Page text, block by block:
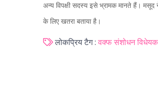
अन्य विपक्षी सदस्य इसे भ्रामक मानते हैं।
के लिए खतरा बताया है।
लोकप्रिय टैग : वक्फ संशोधन विधेयक